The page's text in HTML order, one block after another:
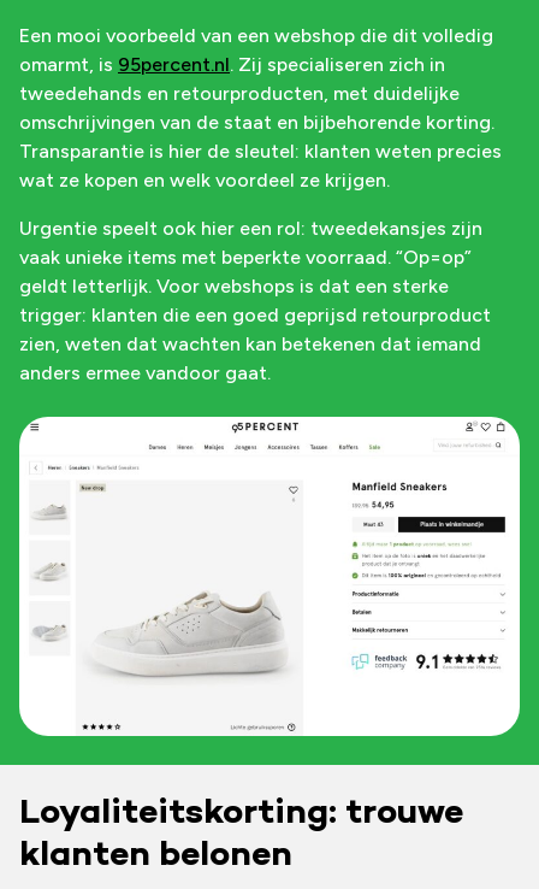
Een mooi voorbeeld van een webshop die dit volledig
omarmt, is 95percent.nl. Zij specialiseren zich in
tweedehands en retourproducten, met duidelijke
omschrijvingen van de staat en bijbehorende korting.
Transparantie is hier de sleutel: klanten weten precies
wat ze kopen en welk voordeel ze krijgen.
Urgentie speelt ook hier een rol: tweedekansjes zijn
vaak unieke items met beperkte voorraad. “Op=op”
geldt letterlijk. Voor webshops is dat een sterke
trigger: klanten die een goed geprijsd retourproduct
zien, weten dat wachten kan betekenen dat iemand
anders ermee vandoor gaat.
Loyaliteitskorting: trouwe
klanten belonen